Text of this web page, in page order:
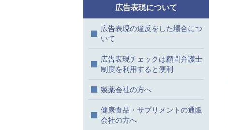
広告表現について
広告表現の違反をした場合につ
いて
広告表現チェックは顧問弁護士
制度を利用すると便利
製薬会社の方へ
健康食品・サプリメントの通販
会社の方へ